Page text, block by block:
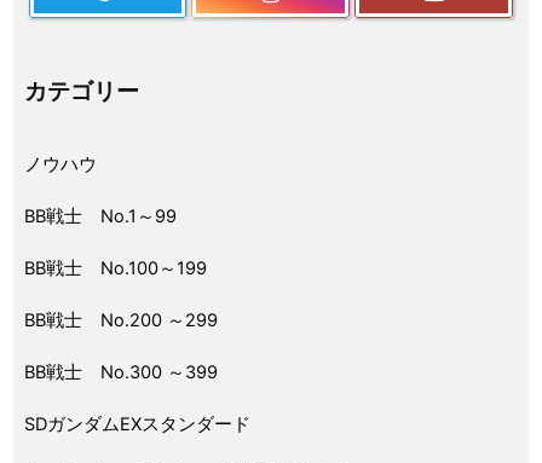
カテゴリー
ノウハウ
BB戦士 No.1～99
BB戦士 No.100～199
BB戦士 No.200 ～299
BB戦士 No.300 ～399
SDガンダムEXスタンダード